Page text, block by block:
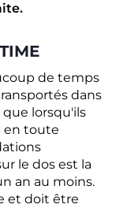
de temps
dans
lorsqu'ils
en toute
le dos est la
an au moins.
et doit être